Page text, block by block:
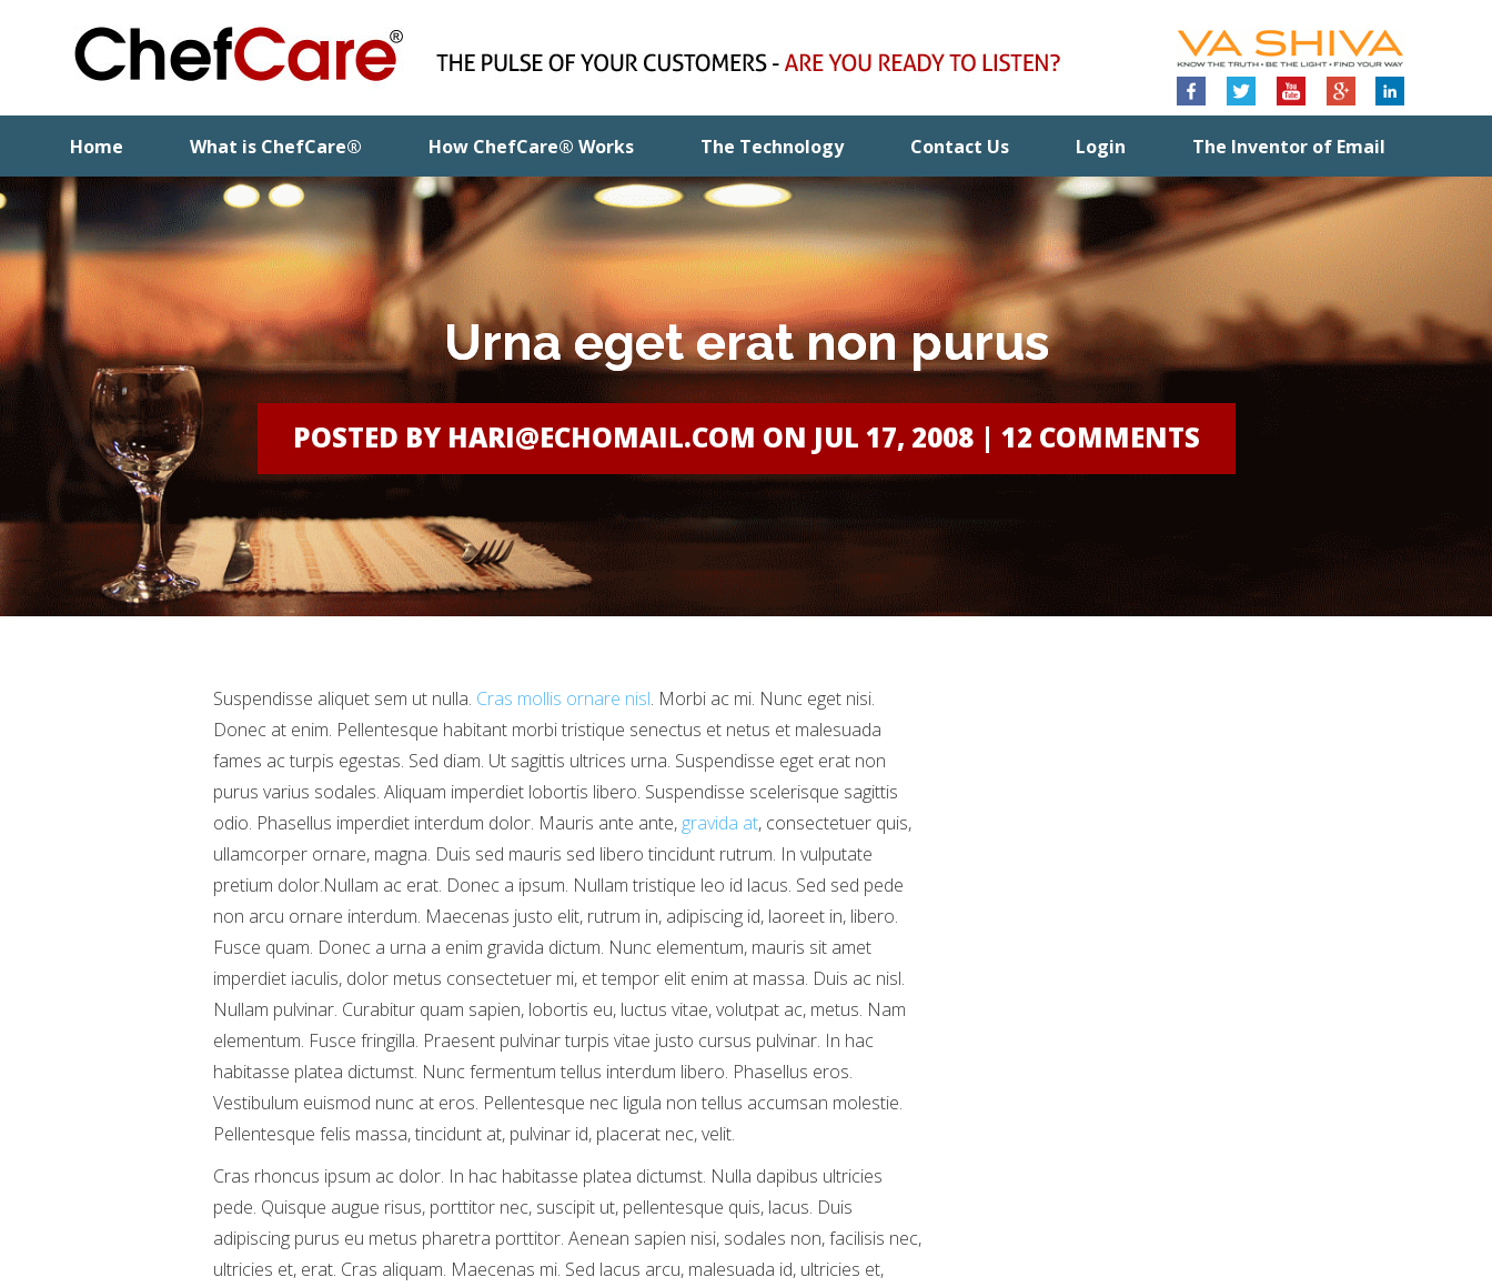
Home What is ChefCare® How ChefCare® Works The Technology Contact Us Login The Inventor of Email
Urna eget erat non purus
POSTED BY HARI@ECHOMAIL.COM ON JUL 17, 2008 | 12 COMMENTS
Suspendisse aliquet sem ut nulla. Cras mollis ornare nisl. Morbi ac mi. Nunc eget nisi.
Donec at enim. Pellentesque habitant morbi tristique senectus et netus et malesuada
fames ac turpis egestas. Sed diam. Ut sagittis ultrices urna. Suspendisse eget erat non
purus varius sodales. Aliquam imperdiet lobortis libero. Suspendisse scelerisque sagittis
odio. Phasellus imperdiet interdum dolor. Mauris ante ante, gravida at, consectetuer quis,
ullamcorper ornare, magna. Duis sed mauris sed libero tincidunt rutrum. In vulputate
pretium dolor.Nullam ac erat. Donec a ipsum. Nullam tristique leo id lacus. Sed sed pede
non arcu ornare interdum. Maecenas justo elit, rutrum in, adipiscing id, laoreet in, libero.
Fusce quam. Donec a urna a enim gravida dictum. Nunc elementum, mauris sit amet
imperdiet iaculis, dolor metus consectetuer mi, et tempor elit enim at massa. Duis ac nisl.
Nullam pulvinar. Curabitur quam sapien, lobortis eu, luctus vitae, volutpat ac, metus. Nam
elementum. Fusce fringilla. Praesent pulvinar turpis vitae justo cursus pulvinar. In hac
habitasse platea dictumst. Nunc fermentum tellus interdum libero. Phasellus eros.
Vestibulum euismod nunc at eros. Pellentesque nec ligula non tellus accumsan molestie.
Pellentesque felis massa, tincidunt at, pulvinar id, placerat nec, velit.
Cras rhoncus ipsum ac dolor. In hac habitasse platea dictumst. Nulla dapibus ultricies
pede. Quisque augue risus, porttitor nec, suscipit ut, pellentesque quis, lacus. Duis
adipiscing purus eu metus pharetra porttitor. Aenean sapien nisi, sodales non, facilisis nec,
ultricies et, erat. Cras aliquam. Maecenas mi. Sed lacus arcu, malesuada id, ultricies et,